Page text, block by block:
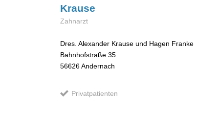
Krause
Zahnarzt
Dres. Alexander Krause und Hagen Franke
Bahnhofstraße 35
56626Andernach
Privatpatienten